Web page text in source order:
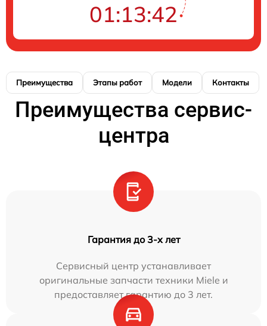
01:13:41
Преимущества Этапы работ Модели Контакты
Преимущества сервис-
центра
Гарантия до 3-х лет
Сервисный центр устанавливает
оригинальные запчасти техники Miele и
предоставляет гарантию до 3 лет.